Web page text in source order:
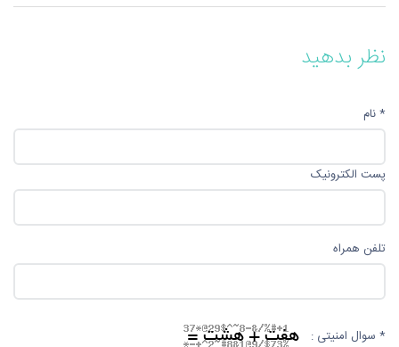
نظر بدهید
* نام
پست الکترونیک
تلفن همراه
* سوال امنیتی :